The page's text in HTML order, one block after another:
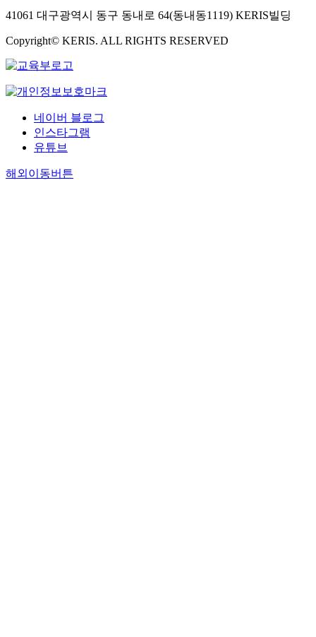
41061 대구광역시 동구 동내로 64(동내동1119) KERIS빌딩
Copyright© KERIS. ALL RIGHTS RESERVED
네이버 블로그
인스타그램
유튜브
해외이동버튼